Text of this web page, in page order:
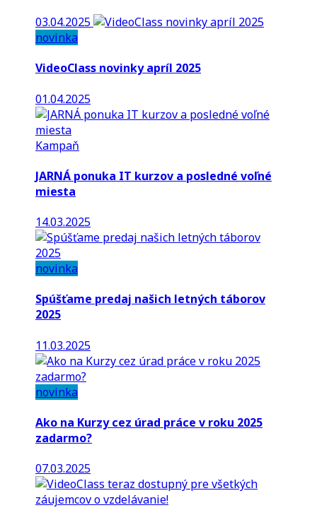
03.04.2025
novinka
VideoClass novinky apríl 2025
01.04.2025
Kampaň
JARNÁ ponuka IT kurzov a posledné voľné
miesta
14.03.2025
novinka
Spúšťame predaj našich letných táborov
2025
11.03.2025
novinka
Ako na Kurzy cez úrad práce v roku 2025
zadarmo?
07.03.2025